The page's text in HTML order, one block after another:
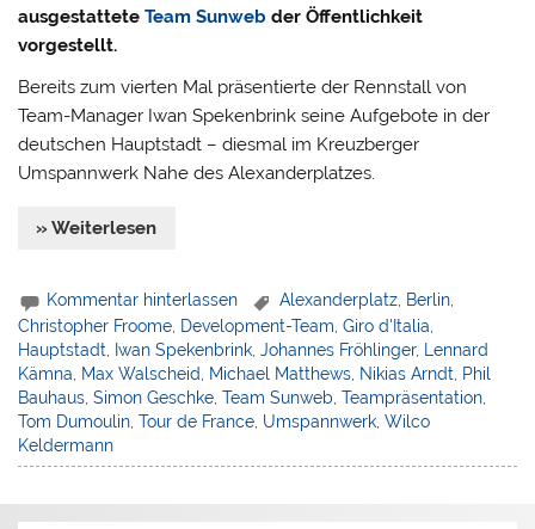
ausgestatteteTeam Sunweb der Öffentlichkeit
vorgestellt.
Bereits zum vierten Mal präsentierte der Rennstall von
Team-Manager Iwan Spekenbrink seine Aufgebote in der
deutschen Hauptstadt – diesmal im Kreuzberger
Umspannwerk Nahe des Alexanderplatzes.
» Weiterlesen
Kommentar hinterlassen Alexanderplatz, Berlin,
Christopher Froome Development-Team ,Giro d'Italia
Hauptstadt
Iwan Spekenbrink ,Johannes Fröhlinger,
Lennard
Kämna
Max Walscheid Michael Matthews Nikias Arndt
Phil
Bauhaus ,Simon Geschke ,Team Sunweb ,Teampräsentation
Tom Dumoulin ,Tour de France Umspannwerk ,Wilco
Keldermann